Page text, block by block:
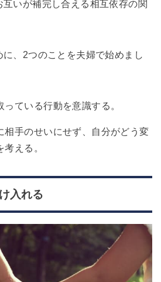
いが補完し合える相互依存の関
、2つのことを夫婦で始めまし
ている行動を意識する。
相手のせいにせず、自分がどう変
える。
入れる